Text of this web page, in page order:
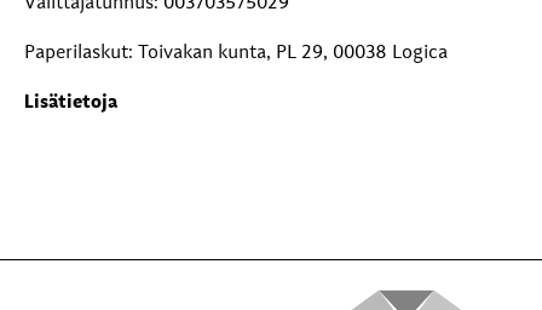
Paperilaskut: Toivakan kunta, PL 29, 00038 Logica
Lisätietoja